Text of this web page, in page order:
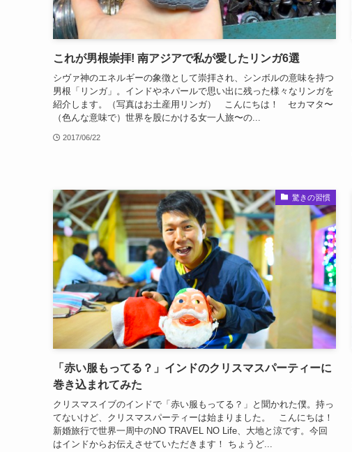
これが男根崇拝! 南アジアで私が愛したリンガ6選
シヴァ神のエネルギーの象徴として崇拝され、シンボルの意味を持つ
男根「リンガ」。インドやネパールで思い出に残った様々なリンガを
紹介します。（写真はお土産用リンガ） こんにちは！ セカマタ〜
（色んな意味で）世界を股にかける女一人旅〜の...
2017/06/22
驚きの習慣
「赤い服もってる？」インドのクリスマスパーティーに
巻き込まれてみた
クリスマスイブのインドで「赤い服もってる？」と聞かれた僕。持っ
てないけど、クリスマスパーティーは始まりました。 こんにちは！
新婚旅行で世界一周中のNO TRAVEL NO Life、大地と涼です。今回
はインドからお伝えさせていただきます！ ちょうど...